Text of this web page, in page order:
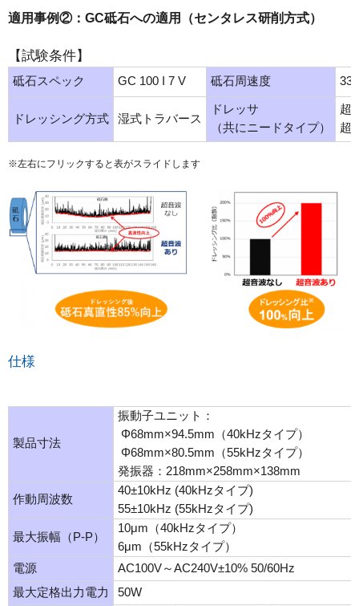
適用事例②：GC砥石への適用（センタレス研削方式）
【試験条件】
砥石スペック GC 100 I 7 V 砥石周速度
ドレッシング方式 湿式トラバース
ドレッサ
（共にニードタイプ）
超
超
※左右にフリックすると表がスライドします
仕様
製品寸法
振動子ユニット：
Φ68mm×94.5mm（40kHzタイプ）
Φ68mm×80.5mm（55kHzタイプ）
発振器：218mm×258mm×138mm
作動周波数
40±10kHz (40kHzタイプ)
55±10kHz (55kHzタイプ)
最大振幅（P-P）
10μm（40kHzタイプ）
6μm（55kHzタイプ）
電源
AC100V～AC240V±10% 50/60Hz
最大定格出力電力
50W